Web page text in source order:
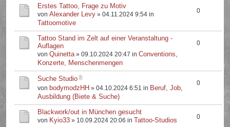
Erstes Tattoo, Frage zu Motiv
vonAlexander Levy » 04.11.2024 9:54 in
Tattoomotive
0
Tattoo Stand im Zelt auf einer Veranstaltung -
Auflagen
vonQuinetta» 09.10.2024 20:47 inConventions,
Konzerte, Menschenmengen
0
Suche Studio
von bodymodzHH » 04.10.2024 6:51 in Beruf, Job,
Ausbildung (Biete & Suche)
0
Blackwork/out in München gesucht
von Kyio33 » 10.09.2024 20:06 in Tattoo-Studios 0